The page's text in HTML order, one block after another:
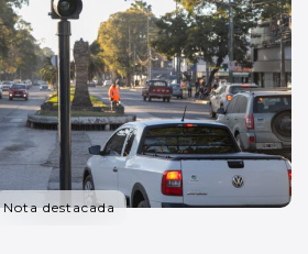
Nota destacada